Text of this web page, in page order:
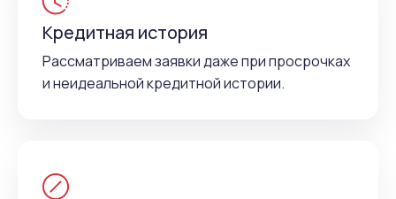
Кредитная история
Рассматриваем заявки даже при просрочках
и неидеальной кредитной истории.